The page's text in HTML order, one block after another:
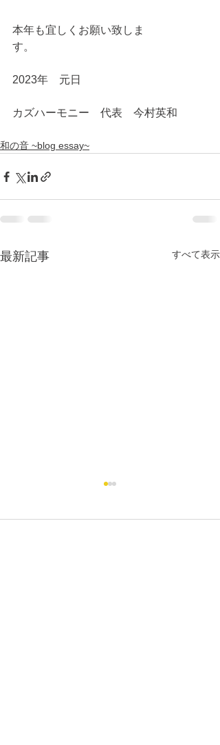
本年も宜しくお願い致しま
す。
2023年　元日
カズハーモニー　代表　今村英和
和の音 ~blog essay~
最新記事 すべて表示